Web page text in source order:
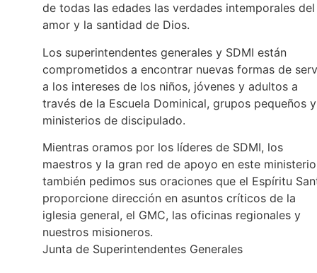
de todas las edades las verdades intemporales del
amor y la santidad de Dios.
Los superintendentes generales y SDMI están
comprometidos a encontrar nuevas formas de
a los intereses de los niños, jóvenes y adultos a
través de la Escuela Dominical, grupos pequeños y
ministerios de discipulado.
Mientras oramos por los líderes de SDMI, los
maestros y la gran red de apoyo en este
también pedimos sus oraciones que el Espíritu
proporcione dirección en asuntos críticos de la
iglesia general, el GMC, las oficinas regionales y
nuestros misioneros.
Junta de Superintendentes Generales